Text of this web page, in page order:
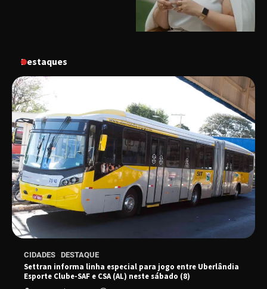
Destaques
CIDADES DESTAQUE
Settran informa linha especial para jogo entre Uberlândia
Esporte Clube-SAF e CSA (AL) neste sábado (8)
“Vozes pela Vida” celebra 10 anos com show
“Uma prosa de valor” é o tema da roda de
conversa com o diretor e a produtora do
espetáculo Bárbara
“Tom na Fazenda” retorna à Uberlândia após
sucesso absoluto em 2025
Senac em Uberlândia oferece curso gratuito
de Tricologia e Terapia Capilar